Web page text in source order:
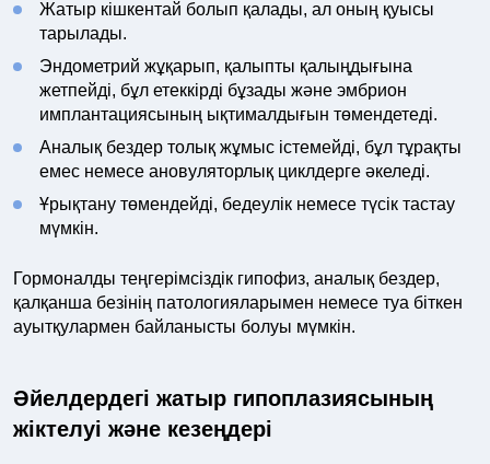
Жатыр кішкентай болып қалады, ал оның қуысы
тарылады.
Эндометрий жұқарып, қалыпты қалыңдығына
жетпейді, бұл етеккірді бұзады және эмбрион
имплантациясының ықтималдығын төмендетеді.
Аналық бездер толық жұмыс істемейді, бұл тұрақты
емес немесе ановуляторлық циклдерге әкеледі.
Ұрықтану төмендейді, бедеулік немесе түсік тастау
мүмкін.
Гормоналды теңгерімсіздік гипофиз, аналық бездер,
қалқанша безінің патологияларымен немесе туа біткен
ауытқулармен байланысты болуы мүмкін.
Әйелдердегі жатыр гипоплазиясының
жіктелуі және кезеңдері